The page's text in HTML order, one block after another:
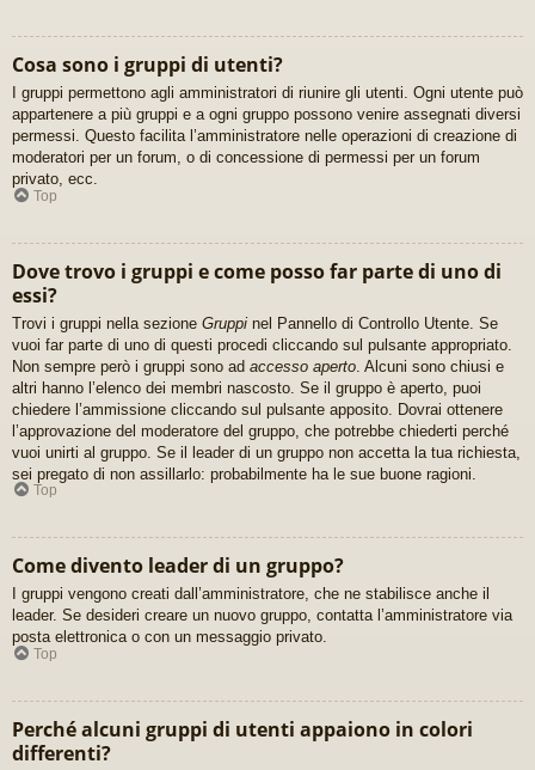
Cosa sono i gruppi di utenti?
I gruppi permettono agli amministratori di riunire gli utenti. Ogni utente può
appartenere a più gruppi e a ogni gruppo possono venire assegnati diversi
permessi. Questo facilita l’amministratore nelle operazioni di creazione di
moderatori per un forum, o di concessione di permessi per un forum
privato, ecc.
Top
Dove trovo i gruppi e come posso far parte di uno di
essi?
Trovi i gruppi nella sezione Gruppi nel Pannello di Controllo Utente. Se
vuoi far parte di uno di questi procedi cliccando sul pulsante appropriato.
Non sempre però i gruppi sono ad accesso aperto . Alcuni sono chiusi e
altri hanno l’elenco dei membri nascosto. Se il gruppo è aperto, puoi
chiedere l’ammissione cliccando sul pulsante apposito. Dovrai ottenere
l’approvazione del moderatore del gruppo, che potrebbe chiederti perché
vuoi unirti al gruppo. Se il leader di un gruppo non accetta la tua richiesta,
sei pregato di non assillarlo: probabilmente ha le sue buone ragioni.
Top
Come divento leader di un gruppo?
I gruppi vengono creati dall’amministratore, che ne stabilisce anche il
leader. Se desideri creare un nuovo gruppo, contatta l’amministratore via
posta elettronica o con un messaggio privato.
Top
Perché alcuni gruppi di utenti appaiono in colori
differenti?